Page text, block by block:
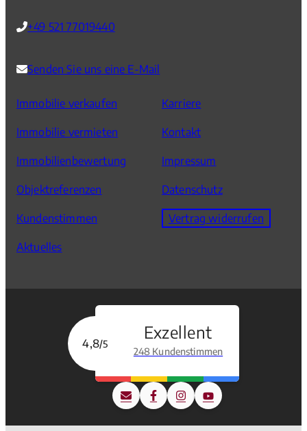
+49 521 77019440
Senden Sie uns eine E-Mail
Immobilie verkaufen
Immobilie vermieten
Immobilienbewertung
Objektreferenzen
Kundenstimmen
Aktuelles
Karriere
Kontakt
Impressum
Datenschutz
Vertrag widerrufen
4,8/5
Exzellent
248 Kundenstimmen